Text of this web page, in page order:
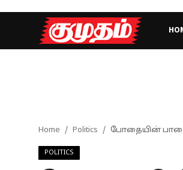
GamesHome Politics போதையின்
POLITICS